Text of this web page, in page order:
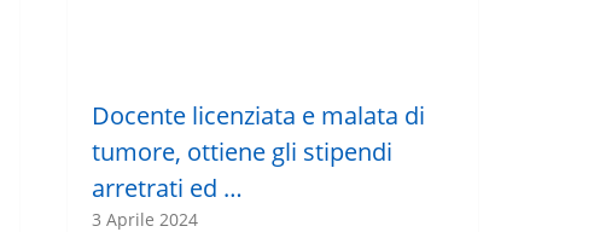
Docente licenziata e malata di
tumore, ottiene gli stipendi
arretrati ed …
3 Aprile 2024